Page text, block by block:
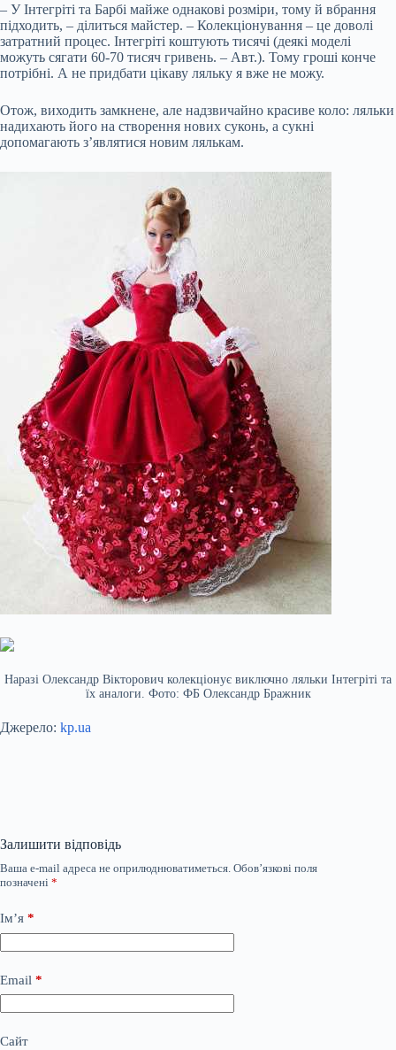
– У Інтегріті та Барбі майже однакові розміри, тому й вбрання
підходить, – ділиться майстер. – Колекціонування – це доволі
затратний процес. Інтегріті коштують тисячі (деякі моделі
можуть сягати 60-70 тисяч гривень. – Авт.). Тому гроші конче
потрібні. А не придбати цікаву ляльку я вже не можу.
Отож, виходить замкнене, але надзвичайно красиве коло: ляльки
надихають його на створення нових суконь, а сукні
допомагають з’являтися новим лялькам.
Наразі Олександр Вікторович колекціонує виключно ляльки Інтегріті та
їх аналоги. Фото: ФБ Олександр Бражник
Джерело: kp.ua
Залишити відповідь
Ваша e-mail адреса не оприлюднюватиметься. Обов’язкові поля
позначені *
Ім’я *
Email *
Сайт